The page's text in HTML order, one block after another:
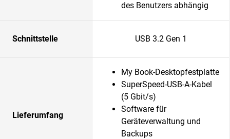
des Benutzers abhängig
Schnittstelle USB 3.2 Gen 1
Lieferumfang
My Book-Desktopfestplatte
SuperSpeed-USB-A-Kabel
(5 Gbit/s)
Software für
Geräteverwaltung und
Backups